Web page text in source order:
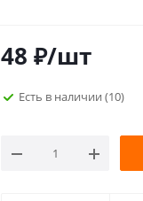
48 ₽/шт
Есть в наличии (10)